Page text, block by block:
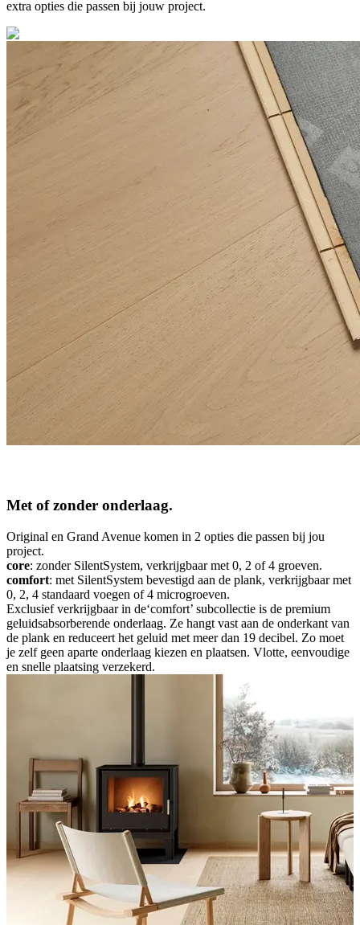
extra opties die passen bij jouw project.
Met of zonder onderlaag.
Original en Grand Avenue komen in 2 opties die passen bij jou
project.
core: zonder SilentSystem, verkrijgbaar met 0, 2 of 4 groeven.
comfort: met SilentSystem bevestigd aan de plank, verkrijgbaar met
0, 2, 4 standaard voegen of 4 microgroeven.
Exclusief verkrijgbaar in de‘comfort’ subcollectie is de premium
geluidsabsorberende onderlaag. Ze hangt vast aan de onderkant van
de plank en reduceert het geluid met meer dan 19 decibel. Zo moet
je zelf geen aparte onderlaag kiezen en plaatsen. Vlotte, eenvoudige
en snelle plaatsing verzekerd.